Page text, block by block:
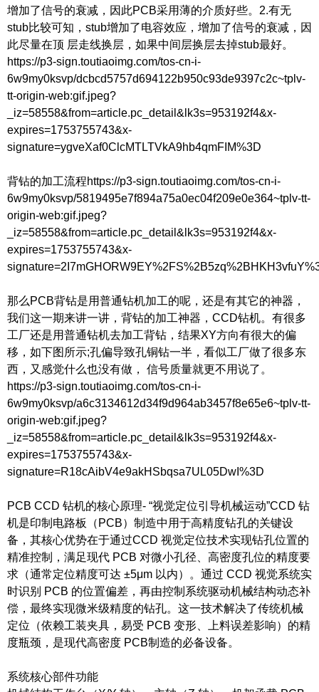
增加了信号的衰减，因此PCB采用薄的介质好些。2.有无
stub比较可知，stub增加了电容效应，增加了信号的衰减，因
此尽量在顶 层走线换层，如果中间层换层去掉stub最好。
https://p3-sign.toutiaoimg.com/tos-cn-i-
6w9my0ksvp/dcbcd5757d694122b950c93de9397c2c~tplv-
tt-origin-web:gif.jpeg?
_iz=58558&from=article.pc_detail&lk3s=953192f4&x-
expires=1753755743&x-
signature=ygveXaf0ClcMTLTVkA9hb4qmFIM%3D
背钻的加工流程https://p3-sign.toutiaoimg.com/tos-cn-i-
6w9my0ksvp/5819495e7f894a75a0ec04f209e0e364~tplv-tt-
origin-web:gif.jpeg?
_iz=58558&from=article.pc_detail&lk3s=953192f4&x-
expires=1753755743&x-
那么PCB背钻是用普通钻机加工的呢，还是有其它的神器，
我们这一期来讲一讲，背钻的加工神器，CCD钻机。有很多
工厂还是用普通钻机去加工背钻，结果XY方向有很大的偏
移，如下图所示;孔偏导致孔铜钻一半，看似工厂做了很多东
西，又感觉什么也没有做， 信号质量就更不用说了。
https://p3-sign.toutiaoimg.com/tos-cn-i-
6w9my0ksvp/a6c3134612d34f9d964ab3457f8e65e6~tplv-tt-
origin-web:gif.jpeg?
_iz=58558&from=article.pc_detail&lk3s=953192f4&x-
expires=1753755743&x-
signature=R18cAibV4e9akHSbqsa7UL05DwI%3D
PCB CCD 钻机的核心原理- “视觉定位引导机械运动”CCD 钻
机是印制电路板（PCB）制造中用于高精度钻孔的关键设
备，其核心优势在于通过CCD 视觉定位技术实现钻孔位置的
精准控制，满足现代 PCB 对微小孔径、高密度孔位的精度要
求（通常定位精度可达 ±5μm 以内）。通过 CCD 视觉系统实
时识别 PCB 的位置偏差，再由控制系统驱动机械结构动态补
偿，最终实现微米级精度的钻孔。这一技术解决了传统机械
定位（依赖工装夹具，易受 PCB 变形、上料误差影响）的精
度瓶颈，是现代高密度 PCB制造的必备设备。
系统核心部件功能